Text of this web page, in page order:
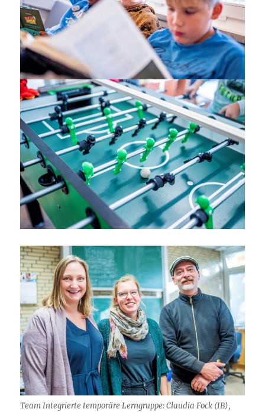
Team Integrierte temporäre Lerngruppe: Claudia Fock (IB),